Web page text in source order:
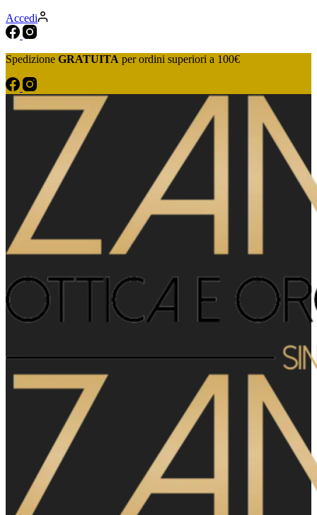
Accedi
Spedizione GRATUITA per ordini superiori a 100€